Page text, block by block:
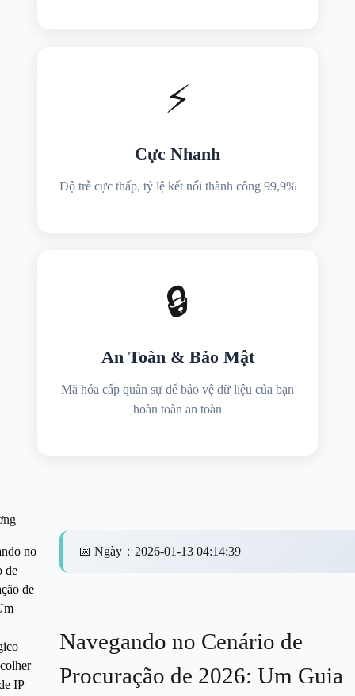
⚡
Cực Nhanh
Độ trễ cực thấp, tỷ lệ kết nối thành công 99,9%
🔒
An Toàn & Bảo Mật
Mã hóa cấp quân sự để bảo vệ dữ liệu của bạn
hoàn toàn an toàn
no
de
de
IP
📅 Ngày ： 2026-01-13 04:14:39
Navegando no Cenário de
Procuração de 2026: Um Guia